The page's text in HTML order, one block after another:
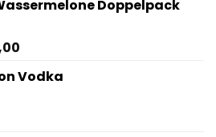
Doppelpack
Aktueller
ist:
Vodka